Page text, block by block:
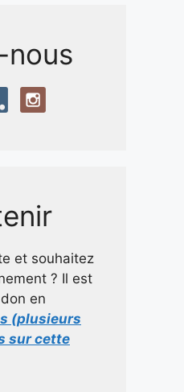
nous
et souhaitez
? Il est
en
(plusieurs
sur cette